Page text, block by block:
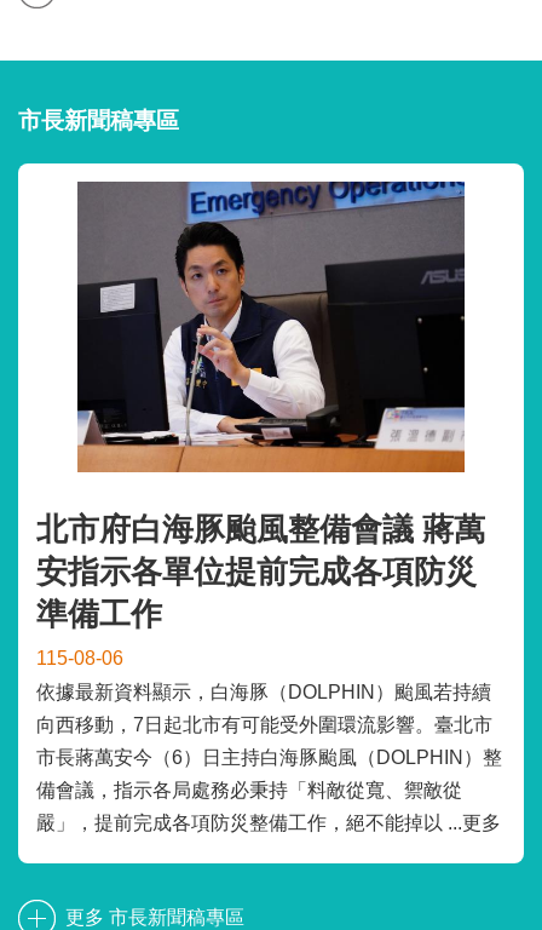
市長新聞稿專區
北市府白海豚颱風整備會議 蔣萬
安指示各單位提前完成各項防災
準備工作
115-08-06
依據最新資料顯示，白海豚（DOLPHIN）颱風若持續
向西移動，7日起北市有可能受外圍環流影響。臺北市
市長蔣萬安今（6）日主持白海豚颱風（DOLPHIN）整
備會議，指示各局處務必秉持「料敵從寬、禦敵從
嚴」，提前完成各項防災整備工作，絕不能掉以 ...更多
更多 市長新聞稿專區